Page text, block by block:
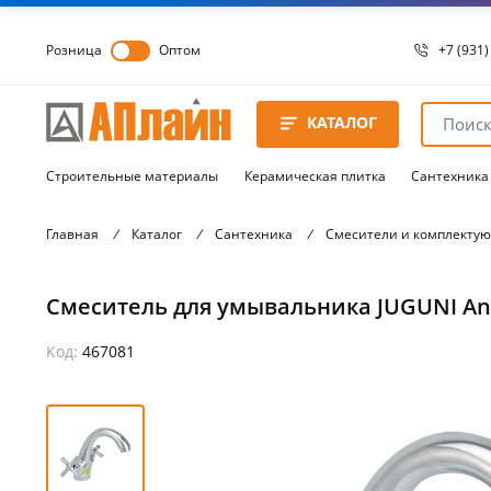
Розница Оптом +7
8 8172
8 8172
КАТАЛОГ
Строительные материалы Керамическая плитка Сантехника
Главная / Каталог / Сантехника / Смесители и
Смеситель для умывальника JUGUNI
Код: 467081